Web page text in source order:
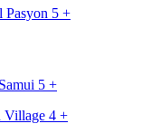
Pasyon 5 +
5 +
Village 4 +